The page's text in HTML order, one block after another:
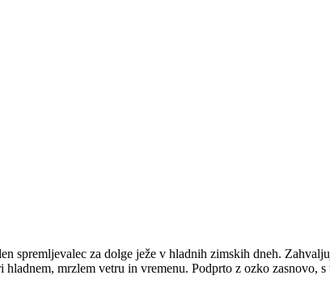
spremljevalec za dolge ježe v hladnih zimskih dneh.
hladnem, mrzlem vetru in vremenu. Podprto z ozko